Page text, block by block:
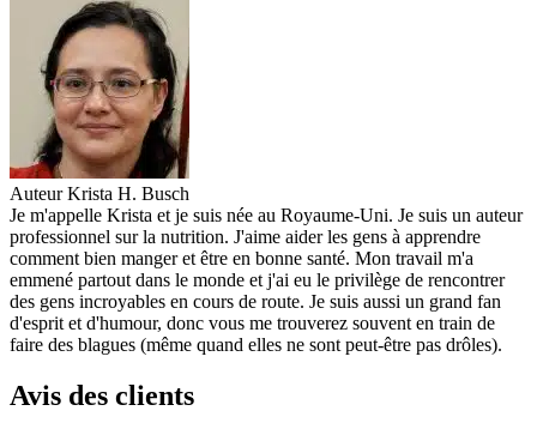
Auteur Krista H. Busch
Je m'appelle Krista et je suis née au Royaume-Uni. Je suis un auteur
professionnel sur la nutrition. J'aime aider les gens à apprendre
comment bien manger et être en bonne santé. Mon travail m'a
emmené partout dans le monde et j'ai eu le privilège de rencontrer
des gens incroyables en cours de route. Je suis aussi un grand fan
d'esprit et d'humour, donc vous me trouverez souvent en train de
faire des blagues (même quand elles ne sont peut-être pas drôles).
Avis des clients